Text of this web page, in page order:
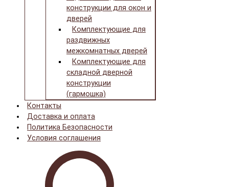
конструкции для окон и
дверей
Комплектующие для
раздвижных
межкомнатных дверей
Комплектующие для
складной дверной
конструкции
(гармошка)
Контакты
Доставка и оплата
Политика Безопасности
Условия соглашения